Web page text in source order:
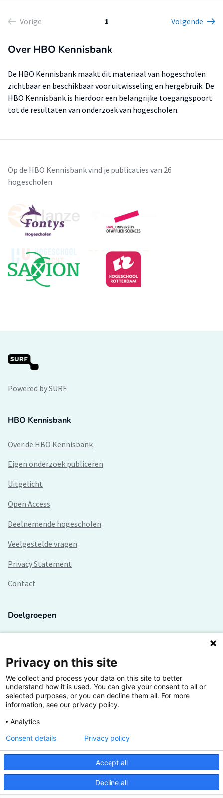
Vorige 1 Volgende
Over HBO Kennisbank
De HBO Kennisbank maakt dit materiaal van hogescholen
zichtbaar en beschikbaar voor uitwisseling en hergebruik. De
HBO Kennisbank is hierdoor een belangrijke toegangspoort
tot de resultaten van onderzoek van hogescholen.
Op de HBO Kennisbank vind je publicaties van 26
hogescholen
Powered by SURF
HBO Kennisbank
Over de HBO Kennisbank
Eigen onderzoek publiceren
Uitgelicht
Open Access
Deelnemende hogescholen
Veelgestelde vragen
Privacy Statement
Contact
Doelgroepen
Lectoren en onderzoekers
Bedrijven
Hogescholen
De grootste kennisbank van het HBO
Inspiratie op jouw vakgebied
Vrij toegankelijk
Privacy on this site
We collect and process your data on this site to better
understand how it is used. You can give your consent to all or
selected purposes, or you can decline them all. For more
information, see our privacy policy.
Analytics
Accept all
Decline all
Consent details Privacy policy